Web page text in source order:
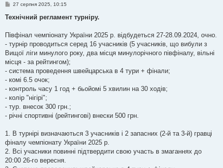
П
в
о
л
е
н
я
27 серпня 2025, 10:15
Технічний регламент турніру.
Півфінал чемпіонату України 2025 р. відбудеться 27-28.09.2024, очно.
- турнір проводиться серед 16 учасників (5 учасників, що вибули з
Вищої ліги минулого року, два місця минулорічного півфіналу, вільні
місця - за рейтингом);
- система проведення швейцарська в 4 тури + фінали;
- комі 6.5 очок;
- контроль часу 1 год + бьойомі 5 хвилин на 30 ходів;
- колір "нігірі";
- тур. внесок 300 грн.;
- річні спортивні (рейтингові) внески 500 грн.
1. В турнірі визначаються 3 учасників і 2 запасних (2-й та 3-й) гравці
фіналу чемпіонату України 2025 р.
2. Всі учасники повинні підтвердити свою участь в змаганнях до
20:00 26-го вересня.